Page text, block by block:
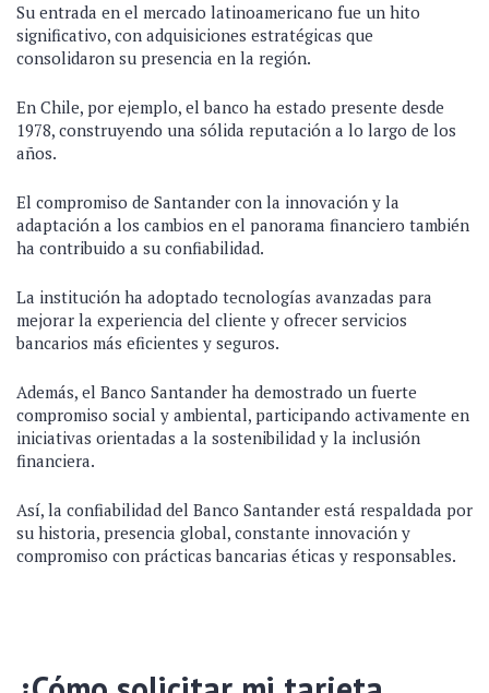
Su entrada en el mercado latinoamericano fue un hito
significativo, con adquisiciones estratégicas que
consolidaron su presencia en la región.
En Chile, por ejemplo, el banco ha estado presente desde
1978, construyendo una sólida reputación a lo largo de los
años.
El compromiso de Santander con la innovación y la
adaptación a los cambios en el panorama financiero también
ha contribuido a su confiabilidad.
La institución ha adoptado tecnologías avanzadas para
mejorar la experiencia del cliente y ofrecer servicios
bancarios más eficientes y seguros.
Además, el Banco Santander ha demostrado un fuerte
compromiso social y ambiental, participando activamente en
iniciativas orientadas a la sostenibilidad y la inclusión
financiera.
Así, la confiabilidad del Banco Santander está respaldada por
su historia, presencia global, constante innovación y
compromiso con prácticas bancarias éticas y responsables.